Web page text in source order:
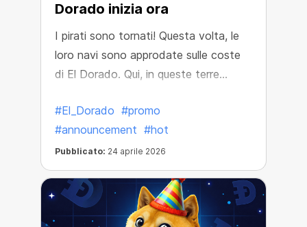
Dorado inizia ora
I pirati sono tornati! Questa volta, le
loro navi sono approdate sulle coste
di El Dorado. Qui, in queste terre
tesoro colmi di incredibili ricchezze!
#El_Dorado #promo
#announcement #hot
Pubblicato: 24 aprile 2026